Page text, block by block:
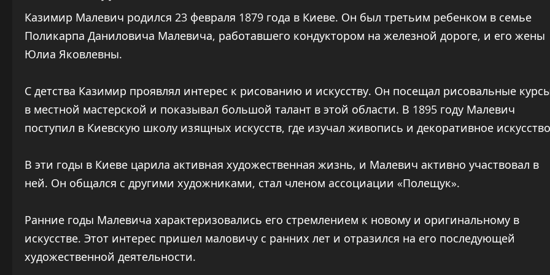
Казимир Малевич родился 23 февраля 1879 года в Киеве. Он был третьим ребенком в семье
Поликарпа Даниловича Малевича, работавшего кондуктором на железной дороге, и его жены
Юлиа Яковлевны.
С детства Казимир проявлял интерес к рисованию и искусству. Он посещал рисовальные
в местной мастерской и показывал большой талант в этой области. В 1895 году Малевич
поступил в Киевскую школу изящных искусств, где изучал живопись и декоративное
В эти годы в Киеве царила активная художественная жизнь, и Малевич активно участвовал в
ней. Он общался с другими художниками, стал членом ассоциации «Полещук».
Ранние годы Малевича характеризовались его стремлением к новому и оригинальному в
искусстве. Этот интерес пришел маловичу с ранних лет и отразился на его последующей
художественной деятельности.